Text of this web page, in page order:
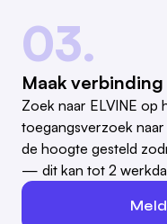
03.
Maak verbinding
Zoek naar ELVINE op
toegangsverzoek
de hoogte gesteld
— dit kan tot 2